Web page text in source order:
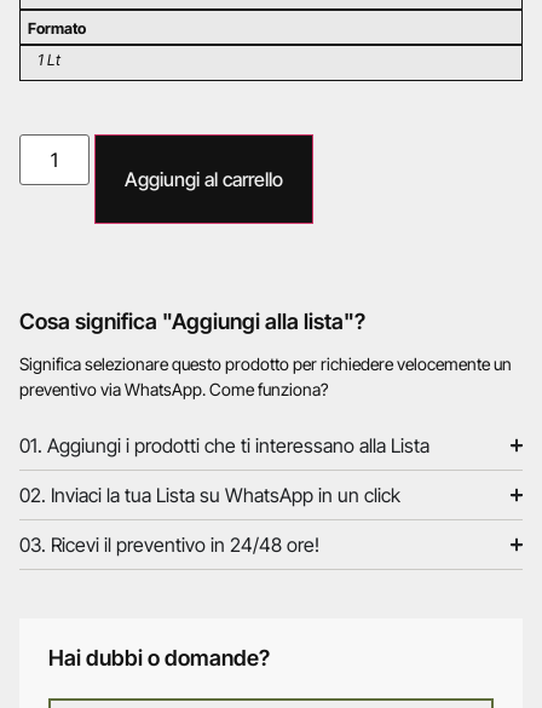
Formato
1 Lt
Aggiungi al carrello
Cosa significa "Aggiungi alla lista"?
Significa selezionare questo prodotto per richiedere velocemente un
preventivo via WhatsApp. Come funziona?
01. Aggiungi i prodotti che ti interessano alla Lista
02. Inviaci la tua Lista su WhatsApp in un click
03. Ricevi il preventivo in 24/48 ore!
Hai dubbi o domande?